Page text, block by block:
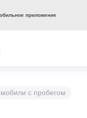
с пробегом
приложение